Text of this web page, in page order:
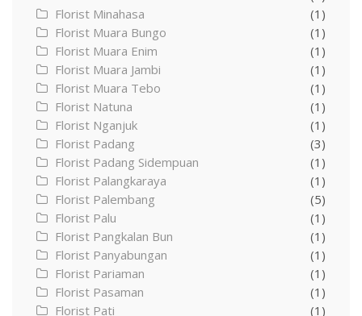
Florist Minahasa
(1)
Florist Muara Bungo
(1)
Florist Muara Enim
(1)
Florist Muara Jambi
(1)
Florist Muara Tebo
(1)
Florist Natuna
(1)
Florist Nganjuk
(1)
Florist Padang
(3)
Florist Padang Sidempuan
(1)
Florist Palangkaraya
(1)
Florist Palembang
(5)
Florist Palu
(1)
Florist Pangkalan Bun
(1)
Florist Panyabungan
(1)
Florist Pariaman
(1)
Florist Pasaman
(1)
Florist Pati
(1)